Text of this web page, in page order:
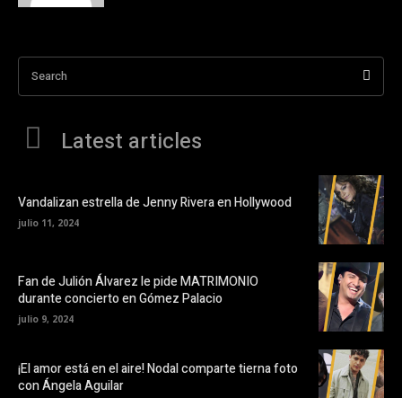
Search
Latest articles
Vandalizan estrella de Jenny Rivera en Hollywood
julio 11, 2024
Fan de Julión Álvarez le pide MATRIMONIO
durante concierto en Gómez Palacio
julio 9, 2024
¡El amor está en el aire! Nodal comparte tierna foto
con Ángela Aguilar